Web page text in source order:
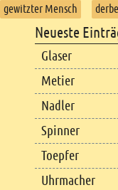
gewitzter Mensch
Footer content
Neueste
Glaser
Metier
Nadler
Spinner
Toepfer
Uhrmacher